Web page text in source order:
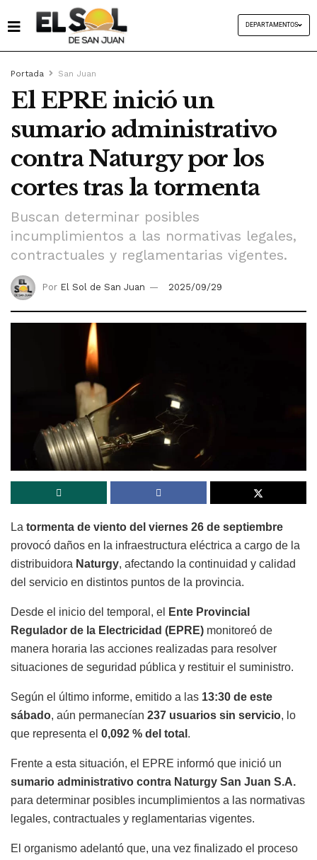
DEPARTAMENTOS
Portada San Juan
El EPRE inició un
sumario administrativo
contra Naturgy por los
cortes tras la tormenta
Buscan determinar posibles
incumplimientos a las normativas legales,
contractuales y reglamentarias vigentes.
Por El Sol de San Juan 2025/09/29
La tormenta de viento del viernes 26 de septiembre
provocó daños en la infraestructura eléctrica a cargo de la
distribuidora Naturgy, afectando la continuidad y calidad
del servicio en distintos puntos de la provincia.
Desde el inicio del temporal, el
Ente Provincial
Regulador de la Electricidad (EPRE) monitoreó de
manera horaria las acciones realizadas para resolver
situaciones de seguridad pública y restituir el suministro.
Según el último informe, emitido a las 13:30 de este
sábado, aún permanecían 237 usuarios sin servicio, lo
que representa el 0,092 % del total .
Frente a esta situación, el EPRE informó que inició un
sumario administrativo contra Naturgy San Juan S.A.
para determinar posibles incumplimientos a las normativas
legales, contractuales y reglamentarias vigentes.
El organismo adelantó que, una vez finalizado el proceso